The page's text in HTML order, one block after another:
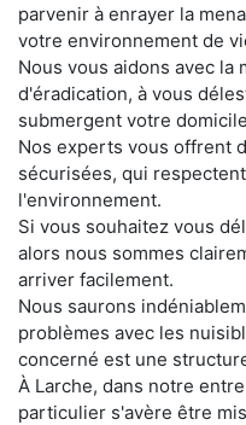
parvenir à enrayer la
votre environnement de
Nous vous aidons avec
d'éradication, à vous
submergent votre
Nos experts vous offrent
sécurisées, qui
l'environnement.
Si vous souhaitez vous
alors nous sommes
arriver facilement.
Nous saurons
problèmes avec les
concerné est une
À Larche, dans notre
particulier s'avère être